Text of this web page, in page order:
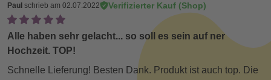
Paul schrieb am 02.07.2022 Verifizierter Kauf (Shop)
Alle haben sehr gelacht... so soll es sein auf ner
Hochzeit. TOP!
Schnelle Lieferung! Besten Dank. Produkt ist auch top. Die